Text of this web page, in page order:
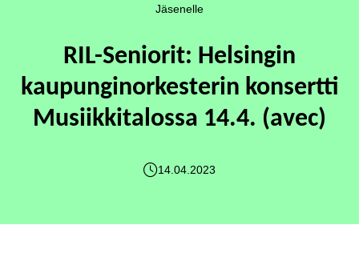
Jäsenelle
RIL-Seniorit: Helsingin
kaupunginorkesterin konsertti
Musiikkitalossa 14.4. (avec)
14.04.2023